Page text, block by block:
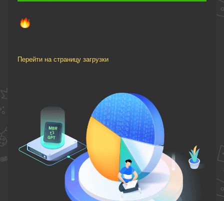
Перейти на страницу загрузки